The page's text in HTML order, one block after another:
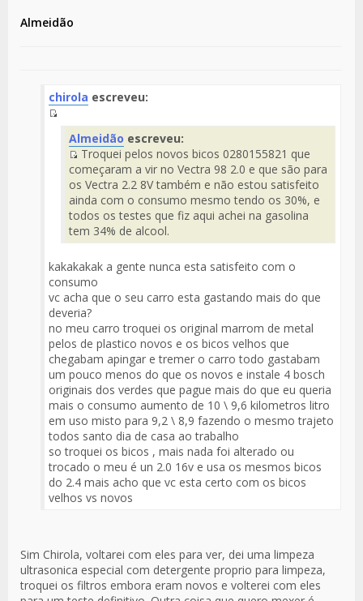
Almeidão
chirola escreveu:
Fuente
del
Mensaje
Almeidão escreveu:
Fuente
del
Mensaje
Troquei pelos novos bicos 0280155821 que
começaram a vir no Vectra 98 2.0 e que são para
os Vectra 2.2 8V também e não estou satisfeito
ainda com o consumo mesmo tendo os 30%, e
todos os testes que fiz aqui achei na gasolina
tem 34% de alcool.
kakakakak a gente nunca esta satisfeito com o
consumo
vc acha que o seu carro esta gastando mais do que
deveria?
no meu carro troquei os original marrom de metal
pelos de plastico novos e os bicos velhos que
chegabam apingar e tremer o carro todo gastabam
um pouco menos do que os novos e instale 4 bosch
originais dos verdes que pague mais do que eu queria
mais o consumo aumento de 10 \ 9,6 kilometros litro
em uso misto para 9,2 \ 8,9 fazendo o mesmo trajeto
todos santo dia de casa ao trabalho
so troquei os bicos , mais nada foi alterado ou
trocado o meu é un 2.0 16v e usa os mesmos bicos
do 2.4 mais acho que vc esta certo com os bicos
velhos vs novos
Sim Chirola, voltarei com eles para ver, dei uma limpeza
ultrasonica especial com detergente proprio para limpeza,
troquei os filtros embora eram novos e volterei com eles